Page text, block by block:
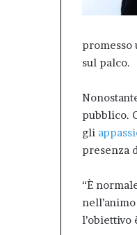
promesso
sul palco.
pubblico.
gli
presenza
“È
l’obiettivo